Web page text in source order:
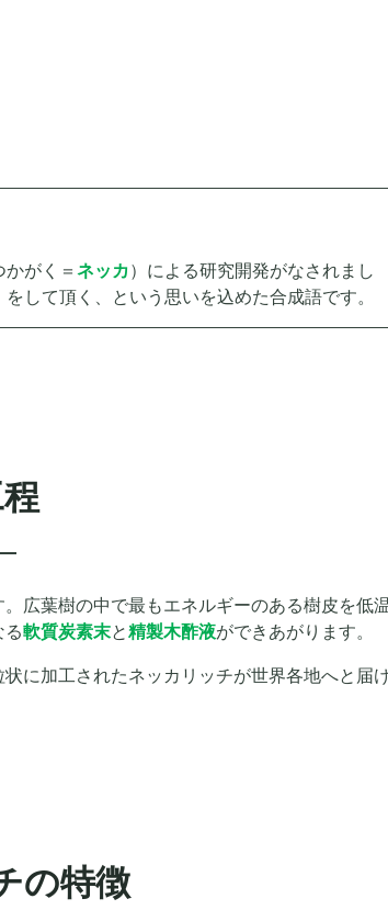
がく＝ネッカ）による研究開発がなされまし
をして頂く、という思いを込めた合成語です。
広葉樹の中で最もエネルギーのある樹皮を低
軟質炭素末と精製木酢液ができあがります。
に加工されたネッカリッチが世界各地へと届
の特徴